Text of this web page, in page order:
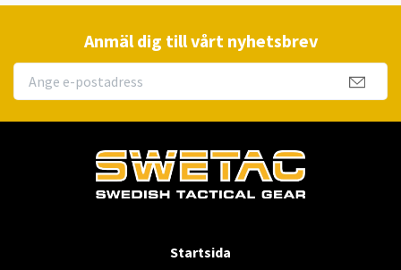
Anmäl dig till vårt nyhetsbrev
Startsida